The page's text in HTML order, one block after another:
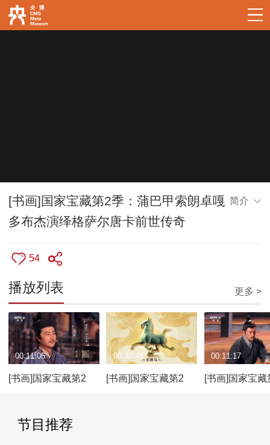
[书画]国家宝藏第2季：蒲巴甲索朗卓嘎
多布杰演绎格萨尔唐卡前世传奇
简介
54
播放列表 更多 >
[书画]国家宝藏第2
00:11:06
[书画]国家宝藏第2
00:30:48
[书画]国家宝藏
00:11:17
节目推荐